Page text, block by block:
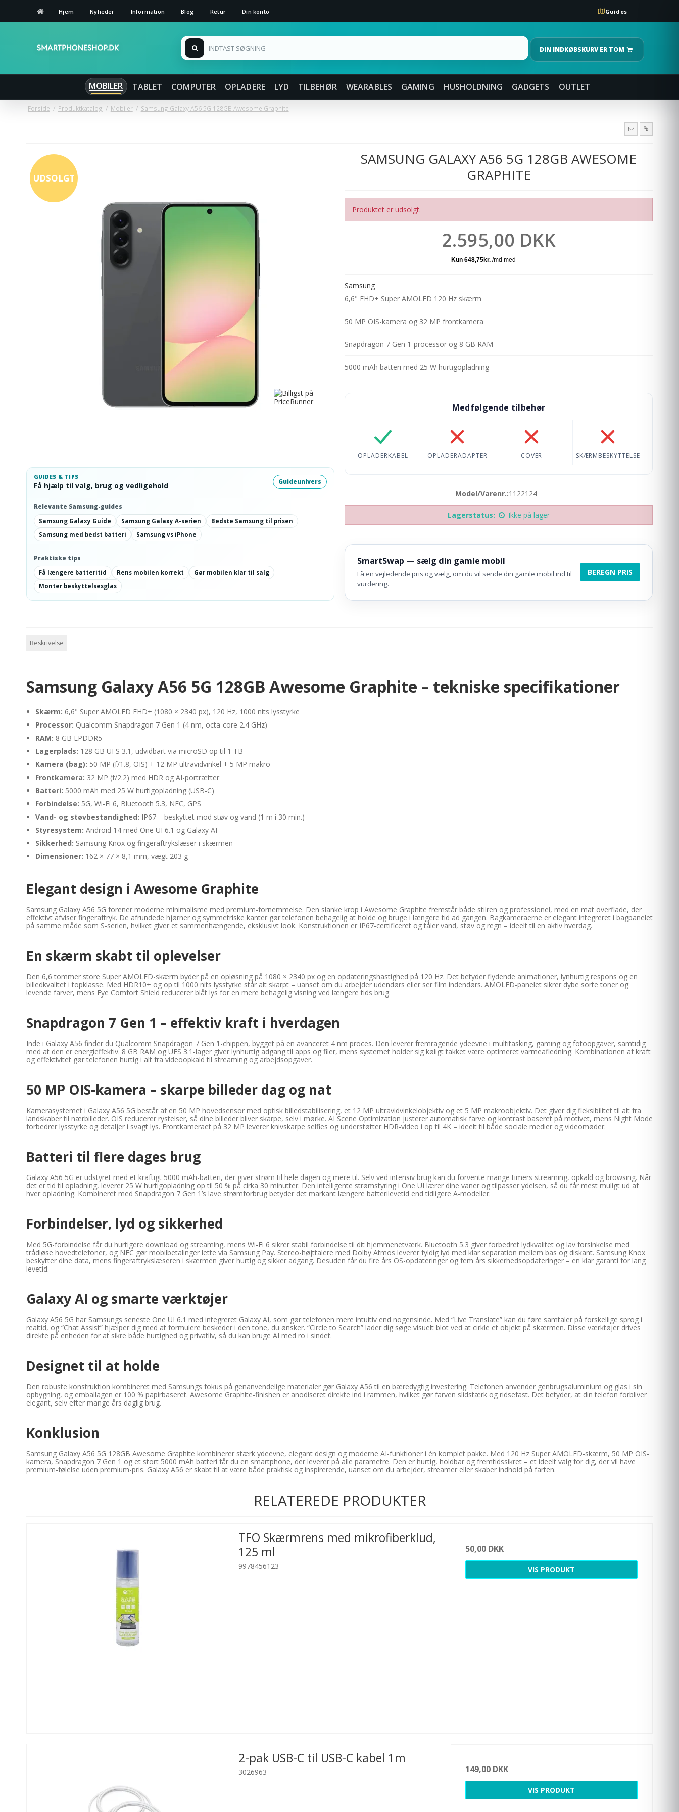
Hjem Nyheder Information Blog Retur Din konto Guides
DIN INDKØBSKURV ER TOM
MOBILER TABLET COMPUTER OPLADERE LYD TILBEHØR WEARABLES GAMING HUSHOLDNING GADGETS OUTLET
Forside / Produktkatalog / Mobiler / Samsung Galaxy A56 5G 128GB Awesome Graphite
UDSOLGT
GUIDES & TIPS
Få hjælp til valg, brug og vedligehold Guideunivers
Relevante Samsung-guides
Samsung Galaxy Guide
Samsung Galaxy A-serien
Bedste Samsung til prisen
Samsung med bedst batteri
Samsung vs iPhone
Praktiske tips
Få længere batteritid
Rens mobilen korrekt
Gør mobilen klar til salg
Monter beskyttelsesglas
SAMSUNG GALAXY A56 5G 128GB AWESOME
GRAPHITE
Produktet er udsolgt.
2.595,00 DKK
Samsung
6,6" FHD+ Super AMOLED 120 Hz skærm
50 MP OIS-kamera og 32 MP frontkamera
Snapdragon 7 Gen 1-processor og 8 GB RAM
5000 mAh batteri med 25 W hurtigopladning
Medfølgende tilbehør
OPLADERKABEL OPLADERADAPTER COVER SKÆRMBESKYTTELSE
Model/Varenr.:1122124
Lagerstatus: Ikke på lager
SmartSwap — sælg din gamle mobil
Få en vejledende pris og vælg, om du vil sende din gamle mobil ind til
vurdering.
BEREGN PRIS
Beskrivelse
Samsung Galaxy A56 5G 128GB Awesome Graphite – tekniske specifikationer
Skærm: 6,6" Super AMOLED FHD+ (1080 × 2340 px), 120 Hz, 1000 nits lysstyrke
Processor: Qualcomm Snapdragon 7 Gen 1 (4 nm, octa-core 2.4 GHz)
RAM: 8 GB LPDDR5
Lagerplads: 128 GB UFS 3.1, udvidbart via microSD op til 1 TB
Kamera (bag): 50 MP (f/1.8, OIS) + 12 MP ultravidvinkel + 5 MP makro
Frontkamera: 32 MP (f/2.2) med HDR og AI-portrætter
Batteri: 5000 mAh med 25 W hurtigopladning (USB-C)
Forbindelse: 5G, Wi-Fi 6, Bluetooth 5.3, NFC, GPS
Vand- og støvbestandighed: IP67 – beskyttet mod støv og vand (1 m i 30 min.)
Styresystem: Android 14 med One UI 6.1 og Galaxy AI
Sikkerhed: Samsung Knox og fingeraftrykslæser i skærmen
Dimensioner: 162 × 77 × 8,1 mm, vægt 203 g
Elegant design i Awesome Graphite
Samsung Galaxy A56 5G forener moderne minimalisme med premium-fornemmelse. Den slanke krop i Awesome Graphite fremstår både stilren og professionel, med en mat overflade, der
effektivt afviser fingeraftryk. De afrundede hjørner og symmetriske kanter gør telefonen behagelig at holde og bruge i længere tid ad gangen. Bagkameraerne er elegant integreret i bagpanelet
på samme måde som S-serien, hvilket giver et sammenhængende, eksklusivt look. Konstruktionen er IP67-certificeret og tåler vand, støv og regn – ideelt til en aktiv hverdag.
En skærm skabt til oplevelser
Den 6,6 tommer store Super AMOLED-skærm byder på en opløsning på 1080 × 2340 px og en opdateringshastighed på 120 Hz. Det betyder flydende animationer, lynhurtig respons og en
billedkvalitet i topklasse. Med HDR10+ og op til 1000 nits lysstyrke står alt skarpt – uanset om du arbejder udendørs eller ser film indendørs. AMOLED-panelet sikrer dybe sorte toner og
levende farver, mens Eye Comfort Shield reducerer blåt lys for en mere behagelig visning ved længere tids brug.
Snapdragon 7 Gen 1 – effektiv kraft i hverdagen
Inde i Galaxy A56 finder du Qualcomm Snapdragon 7 Gen 1-chippen, bygget på en avanceret 4 nm proces. Den leverer fremragende ydeevne i multitasking, gaming og fotoopgaver, samtidig
med at den er energieffektiv. 8 GB RAM og UFS 3.1-lager giver lynhurtig adgang til apps og filer, mens systemet holder sig køligt takket være optimeret varmeafledning. Kombinationen af kraft
og effektivitet gør telefonen hurtig i alt fra videoopkald til streaming og arbejdsopgaver.
50 MP OIS-kamera – skarpe billeder dag og nat
Kamerasystemet i Galaxy A56 5G består af en 50 MP hovedsensor med optisk billedstabilisering, et 12 MP ultravidvinkelobjektiv og et 5 MP makroobjektiv. Det giver dig fleksibilitet til alt fra
landskaber til nærbilleder. OIS reducerer rystelser, så dine billeder bliver skarpe, selv i mørke. AI Scene Optimization justerer automatisk farve og kontrast baseret på motivet, mens Night Mode
forbedrer lysstyrke og detaljer i svagt lys. Frontkameraet på 32 MP leverer knivskarpe selfies og understøtter HDR-video i op til 4K – ideelt til både sociale medier og videomøder.
Batteri til flere dages brug
Galaxy A56 5G er udstyret med et kraftigt 5000 mAh-batteri, der giver strøm til hele dagen og mere til. Selv ved intensiv brug kan du forvente mange timers streaming, opkald og browsing. Når
det er tid til opladning, leverer 25 W hurtigopladning op til 50 % på cirka 30 minutter. Den intelligente strømstyring i One UI lærer dine vaner og tilpasser ydelsen, så du får mest muligt ud af
hver opladning. Kombineret med Snapdragon 7 Gen 1’s lave strømforbrug betyder det markant længere batterilevetid end tidligere A-modeller.
Forbindelser, lyd og sikkerhed
Med 5G-forbindelse får du hurtigere download og streaming, mens Wi-Fi 6 sikrer stabil forbindelse til dit hjemmenetværk. Bluetooth 5.3 giver forbedret lydkvalitet og lav forsinkelse med
trådløse hovedtelefoner, og NFC gør mobilbetalinger lette via Samsung Pay. Stereo-højttalere med Dolby Atmos leverer fyldig lyd med klar separation mellem bas og diskant. Samsung Knox
beskytter dine data, mens fingeraftrykslæseren i skærmen giver hurtig og sikker adgang. Desuden får du fire års OS-opdateringer og fem års sikkerhedsopdateringer – en klar garanti for lang
levetid.
Galaxy AI og smarte værktøjer
Galaxy A56 5G har Samsungs seneste One UI 6.1 med integreret Galaxy AI, som gør telefonen mere intuitiv end nogensinde. Med “Live Translate” kan du føre samtaler på forskellige sprog i
realtid, og “Chat Assist” hjælper dig med at formulere beskeder i den tone, du ønsker. “Circle to Search” lader dig søge visuelt blot ved at cirkle et objekt på skærmen. Disse værktøjer drives
direkte på enheden for at sikre både hurtighed og privatliv, så du kan bruge AI med ro i sindet.
Designet til at holde
Den robuste konstruktion kombineret med Samsungs fokus på genanvendelige materialer gør Galaxy A56 til en bæredygtig investering. Telefonen anvender genbrugsaluminium og glas i sin
opbygning, og emballagen er 100 % papirbaseret. Awesome Graphite-finishen er anodiseret direkte ind i rammen, hvilket gør farven slidstærk og ridsefast. Det betyder, at din telefon forbliver
elegant, selv efter mange års daglig brug.
Konklusion
Samsung Galaxy A56 5G 128GB Awesome Graphite kombinerer stærk ydeevne, elegant design og moderne AI-funktioner i én komplet pakke. Med 120 Hz Super AMOLED-skærm, 50 MP OIS-
kamera, Snapdragon 7 Gen 1 og et stort 5000 mAh batteri får du en smartphone, der leverer på alle parametre. Den er hurtig, holdbar og fremtidssikret – et ideelt valg for dig, der vil have
premium-følelse uden premium-pris. Galaxy A56 er skabt til at være både praktisk og inspirerende, uanset om du arbejder, streamer eller skaber indhold på farten.
RELATEREDE PRODUKTER
TFO Skærmrens med mikrofiberklud,
125 ml
9978456123
50,00 DKK
VIS PRODUKT
2-pak USB-C til USB-C kabel 1m
3026963 149,00 DKK
VIS PRODUKT